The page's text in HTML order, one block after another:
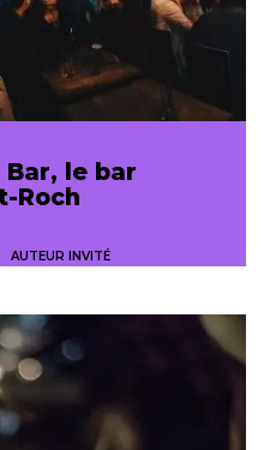
le bar
Roch
AUTEUR INVITÉ